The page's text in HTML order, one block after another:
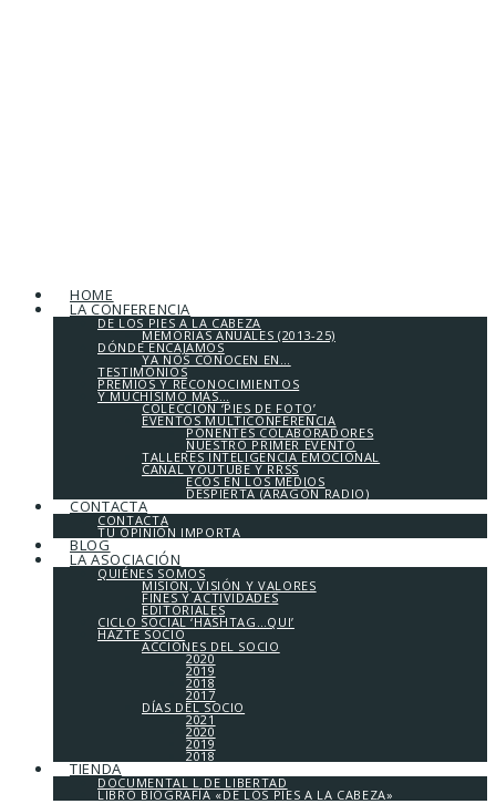
HOME
LA CONFERENCIA
DE LOS PIES A LA CABEZA
MEMORIAS ANUALES (2013-25)
DÓNDE ENCAJAMOS
YA NOS CONOCEN EN…
TESTIMONIOS
PREMIOS Y RECONOCIMIENTOS
Y MUCHÍSIMO MÁS…
COLECCIÓN ‘PIES DE FOTO’
EVENTOS MULTICONFERENCIA
PONENTES COLABORADORES
NUESTRO PRIMER EVENTO
TALLERES INTELIGENCIA EMOCIONAL
CANAL YOUTUBE Y RRSS
ECOS EN LOS MEDIOS
DESPIERTA (ARAGÓN RADIO)
CONTACTA
CONTACTA
TU OPINIÓN IMPORTA
BLOG
LA ASOCIACIÓN
QUIÉNES SOMOS
MISIÓN, VISIÓN Y VALORES
FINES Y ACTIVIDADES
EDITORIALES
CICLO SOCIAL ‘HASHTAG…QUI’
HAZTE SOCIO
ACCIONES DEL SOCIO
2020
2019
2018
2017
DÍAS DEL SOCIO
2021
2020
2019
2018
TIENDA
DOCUMENTAL L DE LIBERTAD
LIBRO BIOGRAFÍA «DE LOS PIES A LA CABEZA»